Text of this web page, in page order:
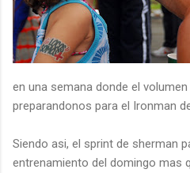
en una semana donde el
preparandonos para el Ironman
Siendo asi, el sprint de sherman
entrenamiento del domingo mas